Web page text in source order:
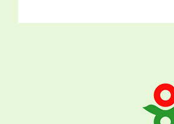
葛
城